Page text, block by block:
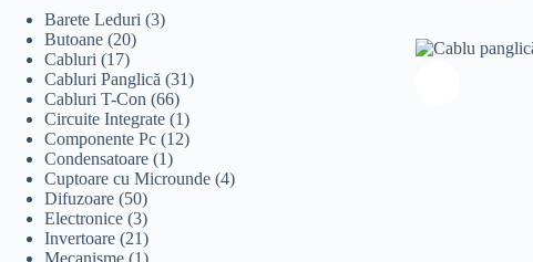
Barete Leduri (3)
Butoane (20)
Cabluri (17)
Cabluri Panglică (31)
Cabluri T-Con (66)
Circuite Integrate (1)
Componente Pc (12)
Condensatoare (1)
Cuptoare cu Microunde (4)
Difuzoare (50)
Electronice (3)
Invertoare (21)
Mecanisme (1)